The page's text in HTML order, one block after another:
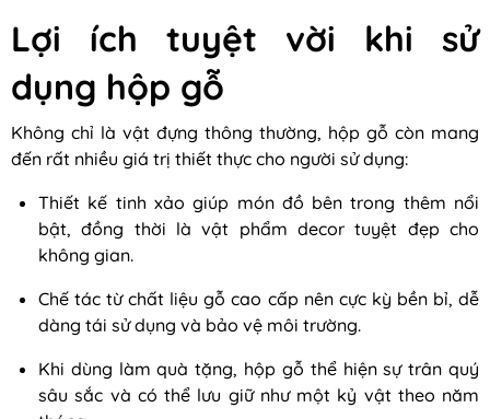
Lợi ích tuyệt vời khi sử
dụng hộp gỗ
Không chỉ là vật đựng thông thường, hộp gỗ còn mang
đến rất nhiều giá trị thiết thực cho người sử dụng:
Thiết kế tinh xảo giúp món đồ bên trong thêm nổi
bật, đồng thời là vật phẩm decor tuyệt đẹp cho
không gian.
Chế tác từ chất liệu gỗ cao cấp nên cực kỳ bền bỉ, dễ
dàng tái sử dụng và bảo vệ môi trường.
Khi dùng làm quà tặng, hộp gỗ thể hiện sự trân quý
sâu sắc và có thể lưu giữ như một kỷ vật theo năm